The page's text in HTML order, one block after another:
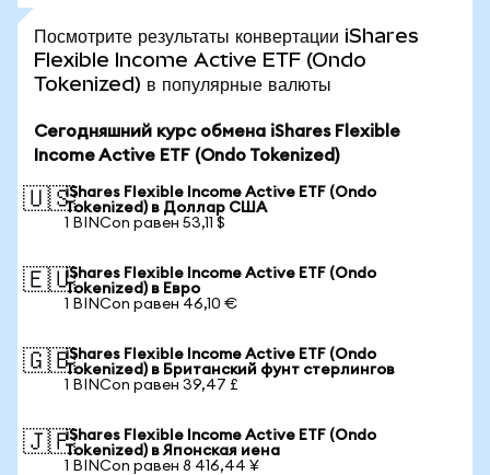
Посмотрите результаты конвертации iShares
Flexible Income Active ETF (Ondo
Tokenized) в популярные валюты
Сегодняшний курс обмена iShares Flexible
Income Active ETF (Ondo Tokenized)
🇺🇸iShares Flexible Income Active ETF (Ondo
Tokenized) в Доллар США
1 BINCon равен 53,11 $
🇪🇺iShares Flexible Income Active ETF (Ondo
Tokenized) в Евро
1 BINCon равен 46,10 €
🇬🇧iShares Flexible Income Active ETF (Ondo
Tokenized) в Британский фунт стерлингов
1 BINCon равен 39,47 £
🇯🇵iShares Flexible Income Active ETF (Ondo
Tokenized) в Японская иена
1 BINCon равен 8 416,44 ¥